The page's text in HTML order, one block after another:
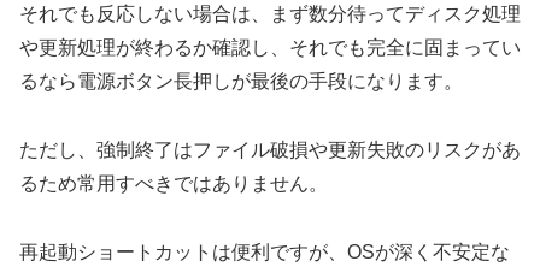
それでも反応しない場合は、まず数分待ってディスク処理
や更新処理が終わるか確認し、それでも完全に固まってい
るなら電源ボタン長押しが最後の手段になります。
ただし、強制終了はファイル破損や更新失敗のリスクがあ
るため常用すべきではありません。
再起動ショートカットは便利ですが、OSが深く不安定な